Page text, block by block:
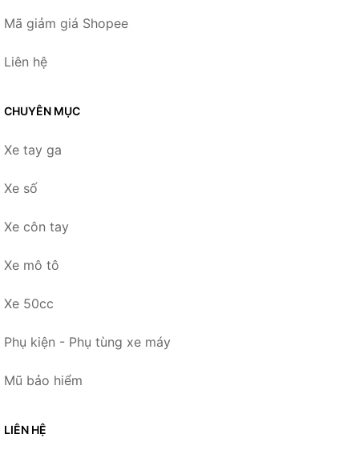
Mã giảm giá Shopee
Liên hệ
CHUYÊN MỤC
Xe tay ga
Xe số
Xe côn tay
Xe mô tô
Xe 50cc
Phụ kiện - Phụ tùng xe máy
Mũ bảo hiểm
LIÊN HỆ